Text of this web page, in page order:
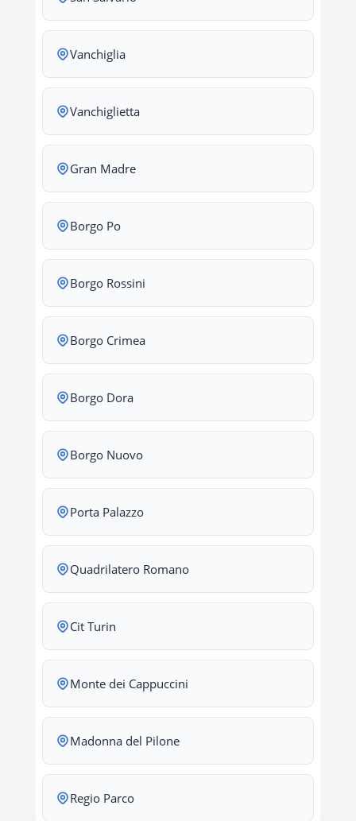
Vanchiglia
Vanchiglietta
Gran Madre
Borgo Po
Borgo Rossini
Borgo Crimea
Borgo Dora
Borgo Nuovo
Porta Palazzo
Quadrilatero Romano
Cit Turin
Monte dei Cappuccini
Madonna del Pilone
Regio Parco